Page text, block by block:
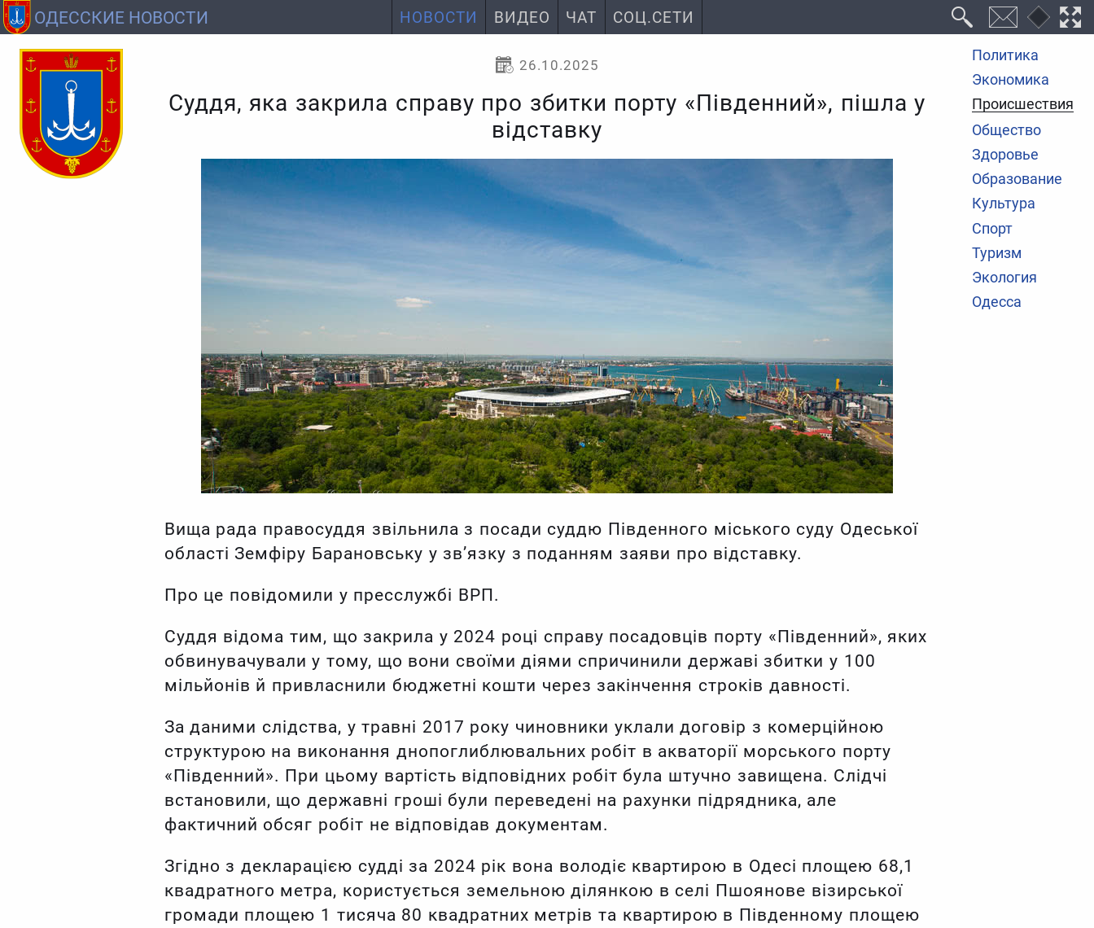
ОДЕССКИЕ НОВОСТИ НОВОСТИ ВИДЕО ЧАТ СОЦ.СЕТИ
Политика
Экономика
Происшествия
Общество
Здоровье
Образование
Культура
Спорт
Туризм
Экология
Одесса
26.10.2025
Суддя, яка закрила справу про збитки порту «Південний», пішла у
відставку
Вища рада правосуддя звільнила з посади суддю Південного міського суду Одеської
області Земфіру Барановську у зв’язку з поданням заяви про відставку.
Про це повідомили у пресслужбі ВРП.
Суддя відома тим, що закрила у 2024 році справу посадовців порту «Південний», яких
обвинувачували у тому, що вони своїми діями спричинили державі збитки у 100
мільйонів й привласнили бюджетні кошти через закінчення строків давності.
За даними слідства, у травні 2017 року чиновники уклали договір з комерційною
структурою на виконання днопоглиблювальних робіт в акваторії морського порту
«Південний». При цьому вартість відповідних робіт була штучно завищена. Слідчі
встановили, що державні гроші були переведені на рахунки підрядника, але
фактичний обсяг робіт не відповідав документам.
Згідно з декларацією судді за 2024 рік вона володіє квартирою в Одесі площею 68,1
квадратного метра, користується земельною ділянкою в селі Пшоянове візирської
громади площею 1 тисяча 80 квадратних метрів та квартирою в Південному площею